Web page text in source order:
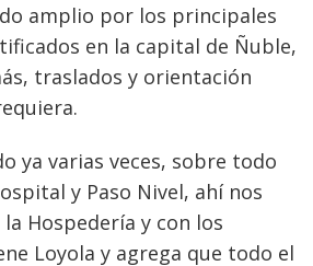
amplio por los principales
en la capital de Ñuble,
traslados y orientación
ya varias veces, sobre todo
y Paso Nivel, ahí nos
Hospedería y con los
Loyola y agrega que todo el